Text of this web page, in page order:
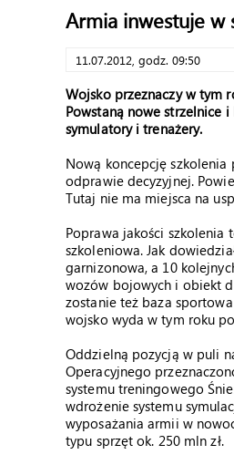
Armia inwestuje w
11.07.2012, godz. 09:50
Wojsko przeznaczy w tym
Powstaną nowe strzelnice
symulatory i trenażery.
Nową koncepcję
odprawie decyzyjnej.
Tutaj nie ma miejsca na
Poprawa jakości
szkoleniowa. Jak
garnizonowa, a 10
wozów bojowych i obiekt
zostanie też baza
wojsko wyda w tym roku
Oddzielną pozycją w puli
Operacyjnego
systemu treningowego
wdrożenie systemu
wyposażania armii w
typu sprzęt ok. 250 mln zł.